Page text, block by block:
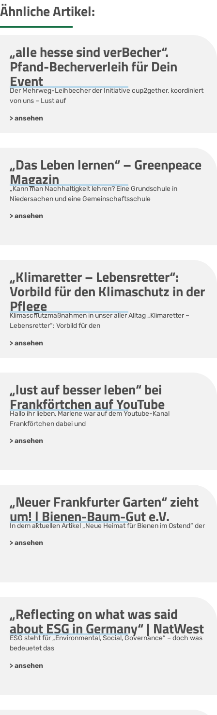
Ähnliche Artikel:
„alle hesse sind verBecher“.
Pfand-Becherverleih für Dein
Event
Der Mehrweg-Leihbecher der Initiative cup2gether, koordiniert
von uns – Lust auf
> ansehen
„Das Leben lernen“ – Greenpeace
Magazin
„Kann man Nachhaltigkeit lehren? Eine Grundschule in
Niedersachen und eine Gemeinschaftsschule
> ansehen
„Klimaretter – Lebensretter“:
Vorbild für den Klimaschutz in der
Pflege
Klimaschutzmaßnahmen in unser aller Alltag „Klimaretter –
Lebensretter“: Vorbild für den
> ansehen
„lust auf besser leben“ bei
Frankförtchen auf YouTube
Hallo ihr lieben, Marlene war auf dem Youtube-Kanal
Frankförtchen dabei und
> ansehen
„Neuer Frankfurter Garten“ zieht
um! | Bienen-Baum-Gut e.V.
In dem aktuellen Artikel „Neue Heimat für Bienen im Ostend“ der
> ansehen
„Reflecting on what was said
about ESG in Germany“ | NatWest
ESG steht für „Environmental, Social, Governance“ – doch was
bedeuetet das
> ansehen